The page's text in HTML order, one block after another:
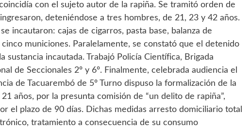
con el sujeto autor de la rapiña. Se tramitó orden de
deteniéndose a tres hombres, de 21, 23 y 42 años.
incautaron: cajas de cigarros, pasta base, balanza de
municiones. Paralelamente, se constató que el detenido
sustancia incautada. Trabajó Policía Científica, Brigada
de Seccionales 2º y 6º. Finalmente, celebrada audiencia el
de Tacuarembó de 5º Turno dispuso la formalización de la
años, por la presunta comisión de “un delito de rapiña”,
el plazo de 90 días. Dichas medidas arresto domiciliario total
tratamiento a consecuencia de su consumo